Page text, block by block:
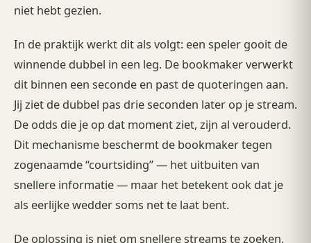
niet hebt gezien.
In de praktijk werkt dit als volgt: een speler gooit de
winnende dubbel in een leg. De bookmaker verwerkt
dit binnen een seconde en past de quoteringen aan.
Jij ziet de dubbel pas drie seconden later op je stream.
De odds die je op dat moment ziet, zijn al verouderd.
Dit mechanisme beschermt de bookmaker tegen
zogenaamde “courtsiding” — het uitbuiten van
snellere informatie — maar het betekent ook dat je
als eerlijke wedder soms net te laat bent.
De oplossing is niet om snellere streams te zoeken,